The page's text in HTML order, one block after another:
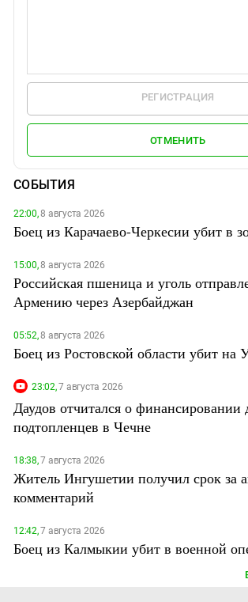
РЕГИСТРАЦИЯ
ОТМЕНИТЬ
СОБЫТИЯ
22:00,8 августа 2026
Боец из Карачаево-Черкесии убит в
15:00,8 августа 2026
Российская пшеница и уголь
Армению через Азербайджан
05:52,8 августа 2026
Боец из Ростовской области убит на
23:02,7 августа 2026
Даудов отчитался о финансировании
подтопленцев в Чечне
18:38,7 августа 2026
Житель Ингушетии получил срок за
комментарий
12:42,7 августа 2026
Боец из Калмыкии убит в военной